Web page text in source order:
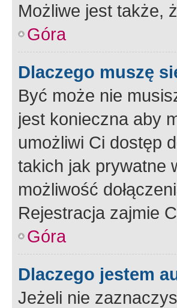
Możliwe jest także,
Góra
Dlaczego muszę
Być może nie
jest konieczna aby
umożliwi Ci dostęp
takich jak prywatne
możliwość
Rejestracja zajmie
Góra
Dlaczego jestem
Jeżeli nie